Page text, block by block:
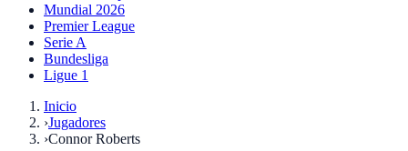
Mundial 2026
Premier League
Serie A
Bundesliga
Ligue 1
Inicio
›Jugadores
›Connor Roberts